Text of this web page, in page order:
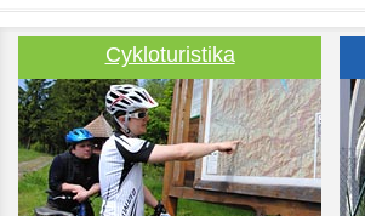
Cykloturistika